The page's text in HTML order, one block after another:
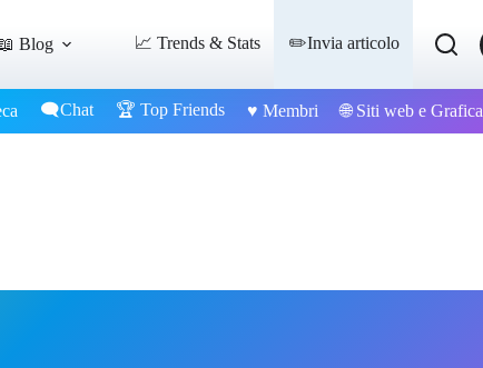
Blog 📈 Trends & Stats ✏️Invia articolo
🗨️Chat 🏆 Top Friends ♥️ Membri 🌐 Siti web e Grafica